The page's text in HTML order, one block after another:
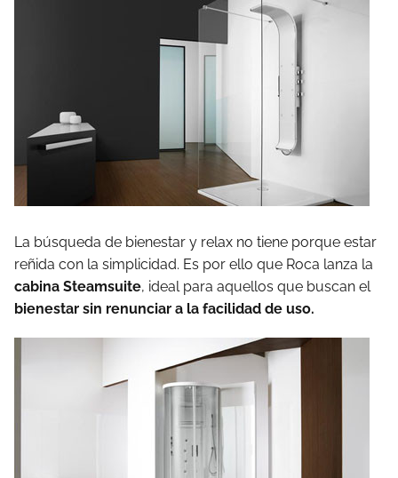
La búsqueda de bienestar y relax no tiene porque estar
reñida con la simplicidad. Es por ello que Roca lanza la
cabina Steamsuite, ideal para aquellos que buscan el
bienestar sin renunciar a la facilidad de uso.